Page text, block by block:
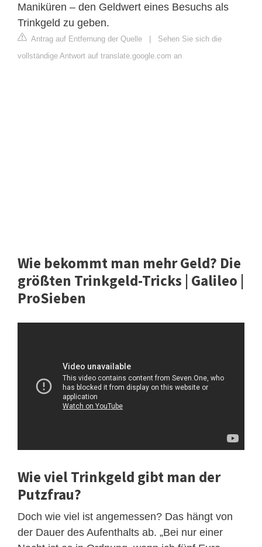
Maniküren – den Geldwert eines Besuchs als
Trinkgeld zu geben.
Antrag auf Entfernung der Quelle
Sehen Sie sich die
vollständige Antwort auf translate.google.com an
Wie bekommt man mehr Geld? Die
größten Trinkgeld-Tricks | Galileo |
ProSieben
Wie viel Trinkgeld gibt man der
Putzfrau?
Doch wie viel ist angemessen? Das hängt von
der Dauer des Aufenthalts ab. „Bei nur einer